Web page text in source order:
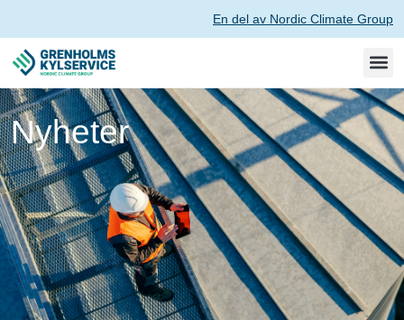
En del av Nordic Climate Group
Nyheter